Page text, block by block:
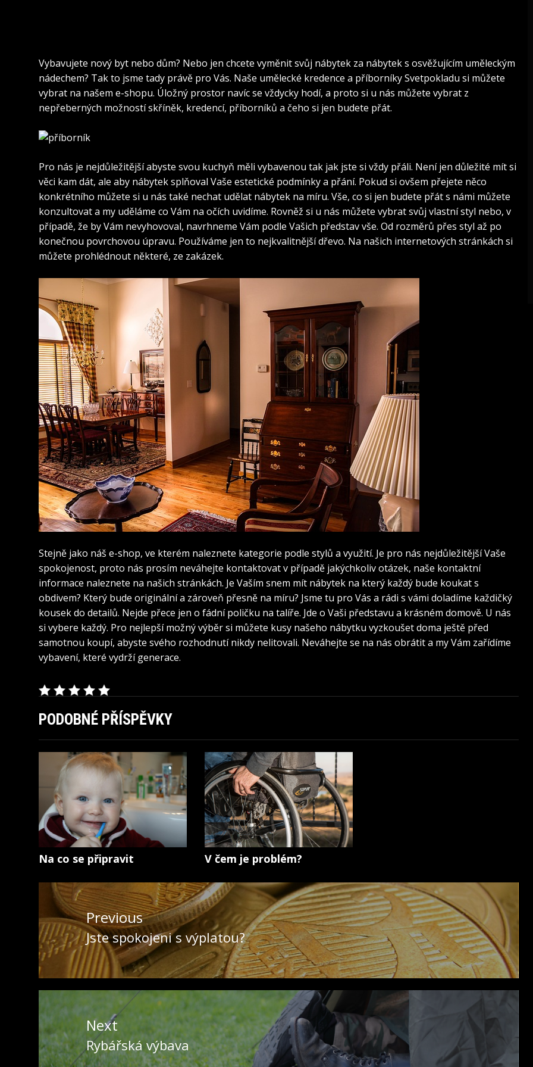
Vybavujete nový byt nebo dům? Nebo jen chcete vyměnit svůj nábytek za nábytek s osvěžujícím uměleckým
nádechem? Tak to jsme tady právě pro Vás. Naše umělecké kredence a příborníkySvetpokladu si můžete
vybrat na našem e-shopu. Úložný prostor navíc se vždycky hodí, a proto si u nás můžete vybrat z
nepřeberných možností skříněk, kredencí, příborníků a čeho si jen budete přát.
Pro nás je nejdůležitější abyste svou kuchyň měli vybavenou tak jak jste si vždy přáli. Není jen důležité mít si
věci kam dát, ale aby nábytek splňoval Vaše estetické podmínky a přání. Pokud si ovšem přejete něco
konkrétního můžete si u nás také nechat udělat nábytek na míru. Vše, co si jen budete přát s námi můžete
konzultovat a my uděláme co Vám na očích uvidíme. Rovněž si u nás můžete vybrat svůj vlastní styl nebo, v
případě, že by Vám nevyhovoval, navrhneme Vám podle Vašich představ vše. Od rozměrů přes styl až po
konečnou povrchovou úpravu. Používáme jen to nejkvalitnější dřevo. Na našich internetových stránkách si
můžete prohlédnout některé, ze zakázek.
Stejně jako náš e-shop, ve kterém naleznete kategorie podle stylů a využití. Je pro nás nejdůležitější Vaše
spokojenost, proto nás prosím neváhejte kontaktovat v případě jakýchkoliv otázek, naše kontaktní
informace naleznete na našich stránkách. Je Vaším snem mít nábytek na který každý bude koukat s
obdivem? Který bude originální a zároveň přesně na míru? Jsme tu pro Vás a rádi s vámi doladíme každičký
kousek do detailů. Nejde přece jen o fádní poličku na talíře. Jde o Vaši představu a krásném domově. U nás
si vybere každý. Pro nejlepší možný výběr si můžete kusy našeho nábytku vyzkoušet doma ještě před
samotnou koupí, abyste svého rozhodnutí nikdy nelitovali. Neváhejte se na nás obrátit a my Vám zařídíme
vybavení, které vydrží generace.
PODOBNÉ PŘÍSPĚVKY
Na co se připravit V čem je problém?
Navigace
pro
příspěvekPrevious
Previous
post:
Jste spokojeni s výplatou?
Next
Next
Rybářská výbava